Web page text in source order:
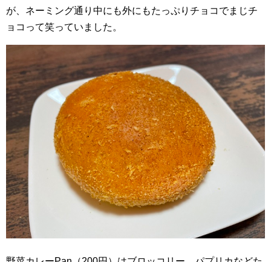
が、ネーミング通り中にも外にもたっぷりチョコでまじチ
ョコって笑っていました。